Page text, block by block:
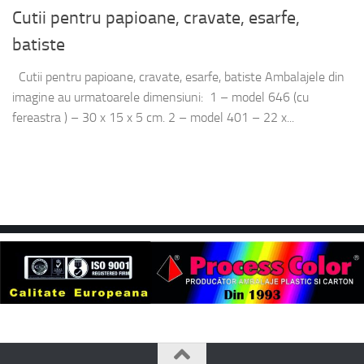
Cutii pentru papioane, cravate, esarfe,
batiste
Cutii pentru papioane, cravate, esarfe, batiste Ambalajele din
imagine au urmatoarele dimensiuni: 1 – model 646 (cu
fereastra ) – 30 x 15 x 5 cm. 2 – model 401 – 22 x...